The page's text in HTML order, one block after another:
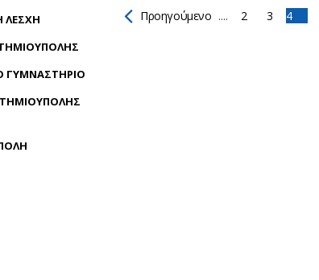
Προηγούμενο .... 2 3 4
ΛΕΣΧΗ
ΓΥΜΝΑΣΤΗΡΙΟ